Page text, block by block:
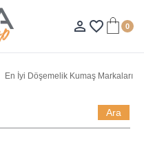
person_outline favorite_border 0
En İyi Döşemelik Kumaş Markaları
Ara